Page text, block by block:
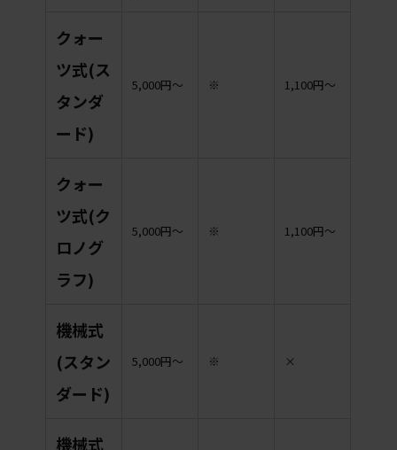
クォー
ツ式(ス
タンダ
ード)
5,000円〜 ※ 1,100円〜
クォー
ツ式(ク
ロノグ
ラフ)
5,000円〜 ※ 1,100円〜
機械式
(スタン
ダード)
5,000円〜 ※ ×
機械式